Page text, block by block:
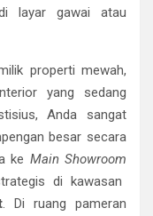
layar gawai atau
properti mewah,
yang sedang
Anda sangat
besar secara
ke Main Showroom
di kawasan
. Di ruang pameran